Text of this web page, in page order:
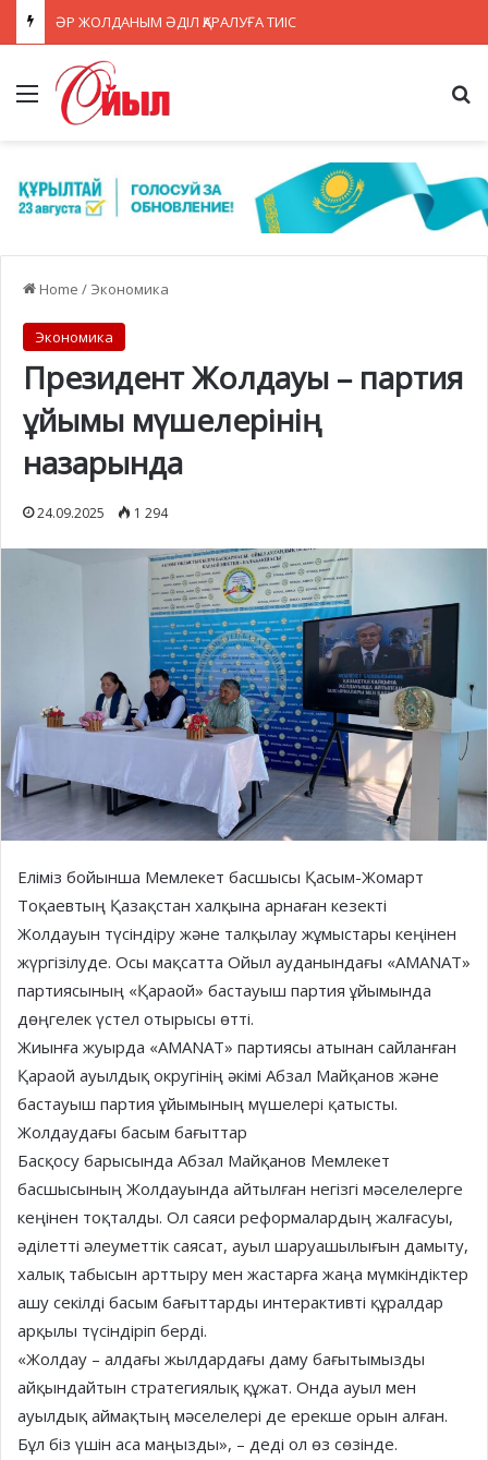
ӘР ЖОЛДАНЫМ ӘДІЛ ҚАРАЛУҒА ТИІС
Menu
Home / Экономика
Экономика
Президент Жолдауы – партия
ұйымы мүшелерінің
назарында
24.09.2025 1 294
Еліміз бойынша Мемлекет басшысы Қасым-Жомарт
Тоқаевтың Қазақстан халқына арнаған кезекті
Жолдауын түсіндіру және талқылау жұмыстары кеңінен
жүргізілуде. Осы мақсатта Ойыл ауданындағы «AMANAT»
партиясының «Қараой» бастауыш партия ұйымында
дөңгелек үстел отырысы өтті.
Жиынға жуырда «AMANAT» партиясы атынан сайланған
Қараой ауылдық округінің әкімі Абзал Майқанов және
бастауыш партия ұйымының мүшелері қатысты.
Жолдаудағы басым бағыттар
Басқосу барысында Абзал Майқанов Мемлекет
басшысының Жолдауында айтылған негізгі мәселелерге
кеңінен тоқталды. Ол саяси реформалардың жалғасуы,
әділетті әлеуметтік саясат, ауыл шаруашылығын дамыту,
халық табысын арттыру мен жастарға жаңа мүмкіндіктер
ашу секілді басым бағыттарды интерактивті құралдар
арқылы түсіндіріп берді.
«Жолдау – алдағы жылдардағы даму бағытымызды
айқындайтын стратегиялық құжат. Онда ауыл мен
ауылдық аймақтың мәселелері де ерекше орын алған.
Бұл біз үшін аса маңызды», – деді ол өз сөзінде.